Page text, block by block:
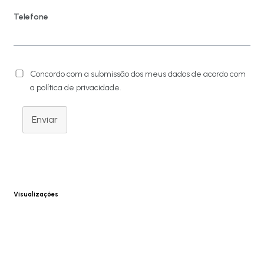
Telefone
Concordo com a submissão dos meus dados de acordo com
a política de privacidade.
Enviar
Visualizações